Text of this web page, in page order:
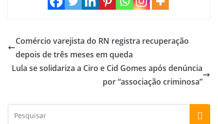
Comércio varejista do RN registra recuperação
depois de três meses em queda
Lula se solidariza a Ciro e Cid Gomes após denúncia
por “associação criminosa”